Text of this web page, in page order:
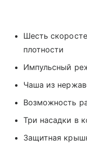
Шесть
плотности
Импульсный
Чаша из
Возможность
Три насадки в
Защитная